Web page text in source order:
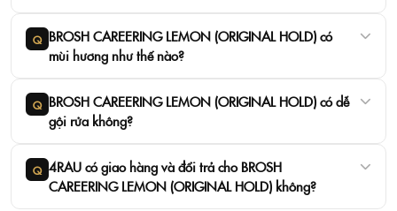
Q BROSH CAREERING LEMON (ORIGINAL HOLD) có
mùi hương như thế nào?
Q BROSH CAREERING LEMON (ORIGINAL HOLD) có dễ
gội rửa không?
Q 4RAU có giao hàng và đổi trả cho BROSH
CAREERING LEMON (ORIGINAL HOLD) không?